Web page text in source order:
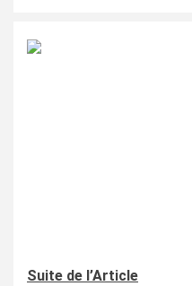
Suite de l’Article